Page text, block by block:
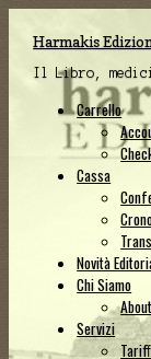
Vai
alla
navigazione
Vai
al
contenuto
Harmakis
Il Libro,
Carrello
Cassa
Novità
Chi Siamo
Servizi